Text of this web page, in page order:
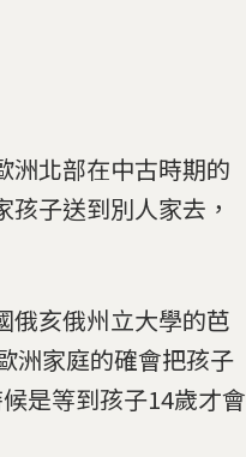
洲北部在中古時期的
子送到別人家去，
俄亥俄州立大學的芭
洲家庭的確會把孩子
是等到孩子14歲才會